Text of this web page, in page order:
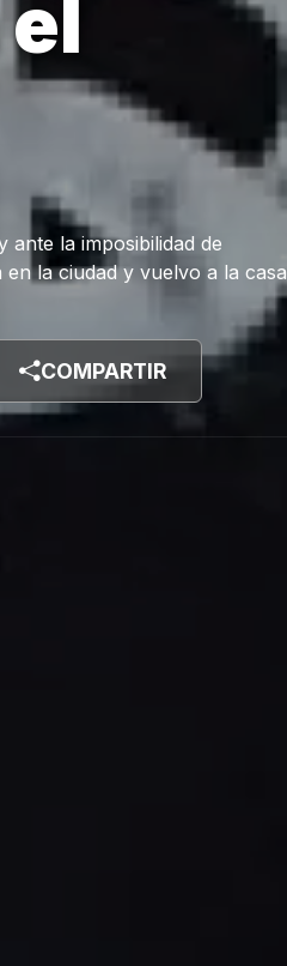
ante la imposibilidad de
la ciudad y vuelvo a la casa
COMPARTIR